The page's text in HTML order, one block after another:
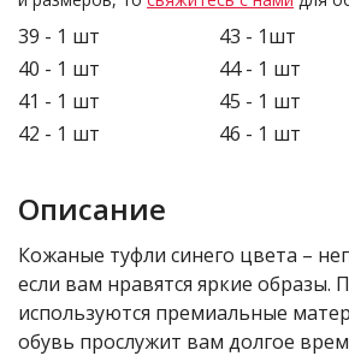
39 - 1 шт
40 - 1 шт
41 - 1 шт
42 - 1 шт
43 - 1шт
44 - 1 шт
45 - 1 шт
46 - 1 шт
Описание
Кожаные туфли синего цвета –
если вам нравятся яркие образы.
используются премиальные
обувь прослужит вам долгое